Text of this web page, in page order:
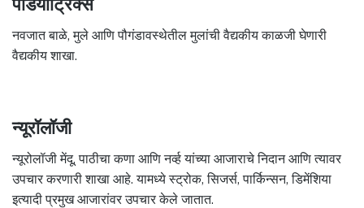
पेडियाट्रिक्स
नवजात बाळे, मुले आणि पौगंडावस्थेतील मुलांची वैद्यकीय काळजी घेणारी
वैद्यकीय शाखा.
न्यूरॉलॉजी
न्यूरोलॉजी मेंदू, पाठीचा कणा आणि नर्व्ह यांच्या आजाराचे निदान आणि त्यावर
उपचार करणारी शाखा आहे. यामध्ये स्ट्रोक, सिजर्स, पार्किन्सन, डिमेंशिया
इत्यादी प्रमुख आजारांवर उपचार केले जातात.